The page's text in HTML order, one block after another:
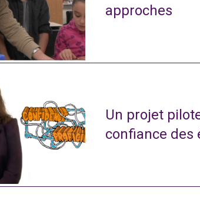
approches
Un projet
confiance des